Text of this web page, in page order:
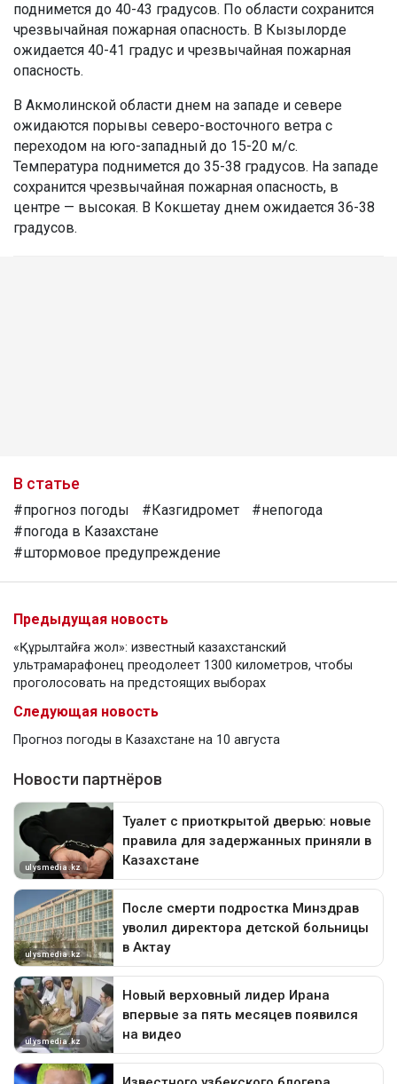
поднимется до 40-43 градусов. По области сохранится
чрезвычайная пожарная опасность. В Кызылорде
ожидается 40-41 градус и чрезвычайная пожарная
опасность.
В Акмолинской области днем на западе и севере
ожидаются порывы северо-восточного ветра с
переходом на юго-западный до 15-20 м/с.
Температура поднимется до 35-38 градусов. На западе
сохранится чрезвычайная пожарная опасность, в
центре — высокая. В Кокшетау днем ожидается 36-38
градусов.
В статье
#прогноз погоды #Казгидромет
#непогода
#погода в Казахстане
#штормовое предупреждение
Предыдущая новость
«Құрылтайға жол»: известный казахстанский
ультрамарафонец преодолеет 1300 километров, чтобы
проголосовать на предстоящих выборах
Следующая новость
Прогноз погоды в Казахстане на 10 августа